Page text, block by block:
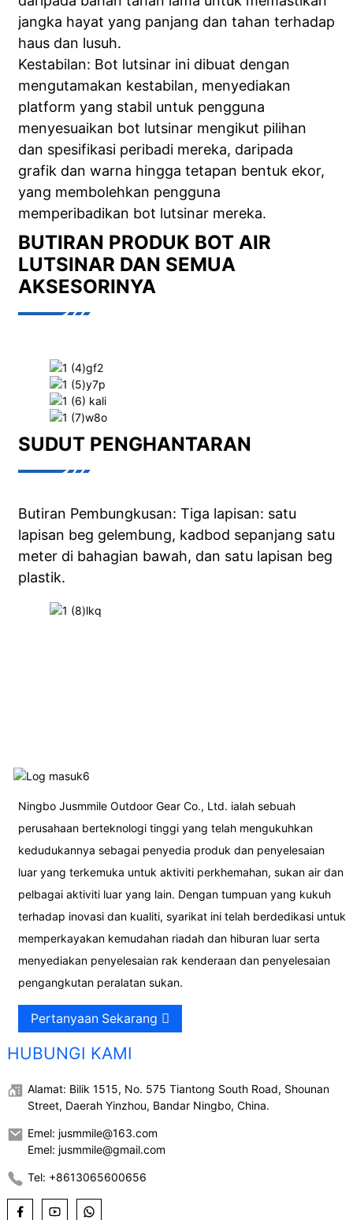
jangka hayat yang panjang dan tahan terhadap
haus dan lusuh.
Kestabilan: Bot lutsinar ini dibuat dengan
mengutamakan kestabilan, menyediakan
platform yang stabil untuk pengguna
menyesuaikan bot lutsinar mengikut pilihan
dan spesifikasi peribadi mereka, daripada
grafik dan warna hingga tetapan bentuk ekor,
yang membolehkan pengguna
memperibadikan bot lutsinar mereka.
BUTIRAN PRODUK BOT AIR
LUTSINAR DAN SEMUA
AKSESORINYA
SUDUT PENGHANTARAN
Butiran Pembungkusan: Tiga lapisan: satu
lapisan beg gelembung, kadbod sepanjang satu
meter di bahagian bawah, dan satu lapisan beg
plastik.
Ningbo Jusmmile Outdoor Gear Co., Ltd. ialah sebuah
perusahaan berteknologi tinggi yang telah mengukuhkan
kedudukannya sebagai penyedia produk dan penyelesaian
luar yang terkemuka untuk aktiviti perkhemahan, sukan air dan
pelbagai aktiviti luar yang lain. Dengan tumpuan yang kukuh
terhadap inovasi dan kualiti, syarikat ini telah berdedikasi untuk
memperkayakan kemudahan riadah dan hiburan luar serta
menyediakan penyelesaian rak kenderaan dan penyelesaian
pengangkutan peralatan sukan.
Pertanyaan Sekarang
HUBUNGI KAMI
Alamat: Bilik 1515, No. 575 Tiantong South Road, Shounan
Street, Daerah Yinzhou, Bandar Ningbo, China.
Emel: jusmmile@163.com
Emel: jusmmile@gmail.com
Tel: +8613065600656